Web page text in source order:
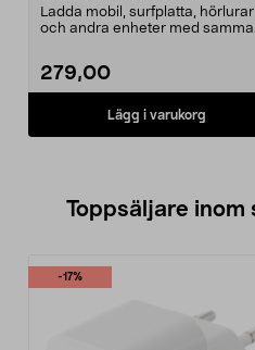
Ladda mobil, surfplatta, hörlurar
och andra enheter med samma
279,00
Lägg i varukorg
Toppsäljare inom
-17%